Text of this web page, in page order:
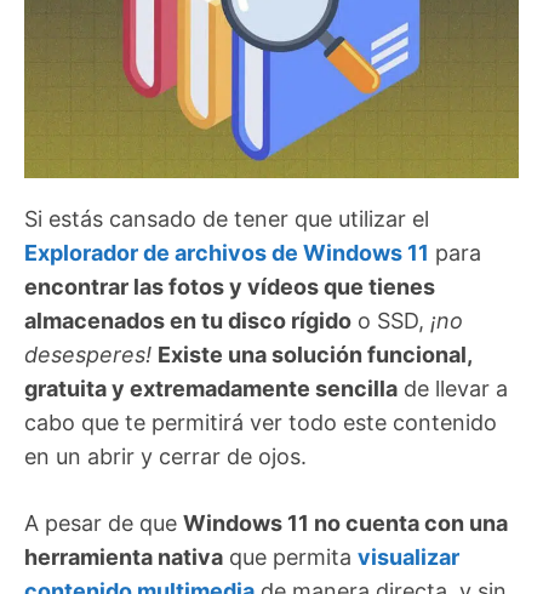
Si estás cansado de tener que utilizar el
Explorador de archivos de Windows 11 para
encontrar las fotos y vídeos que tienes
almacenados en tu disco rígido o SSD, ¡no
desesperes! Existe una solución funcional,
gratuita y extremadamente sencilla de llevar a
cabo que te permitirá ver todo este contenido
en un abrir y cerrar de ojos.
A pesar de que Windows 11 no cuenta con una
herramienta nativa que permita visualizar